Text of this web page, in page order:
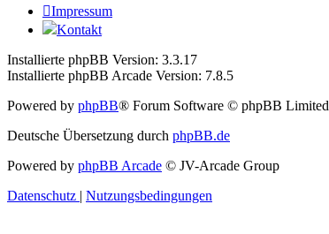
Impressum
Kontakt
Installierte phpBB Version: 3.3.17
Installierte phpBB Arcade Version: 7.8.5
Powered by phpBB® Forum Software © phpBB Limited
Deutsche Übersetzung durch phpBB.de
Powered by phpBB Arcade © JV-Arcade Group
Datenschutz | Nutzungsbedingungen